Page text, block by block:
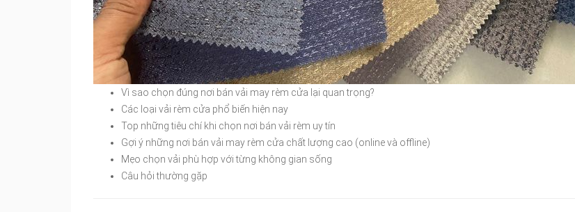
Vì sao chọn đúng nơi bán vải may rèm cửa lại quan trọng?
Các loại vải rèm cửa phổ biến hiện nay
Top những tiêu chí khi chọn nơi bán vải rèm uy tín
Gợi ý những nơi bán vải may rèm cửa chất lượng cao (online và offline)
Mẹo chọn vải phù hợp với từng không gian sống
Câu hỏi thường gặp